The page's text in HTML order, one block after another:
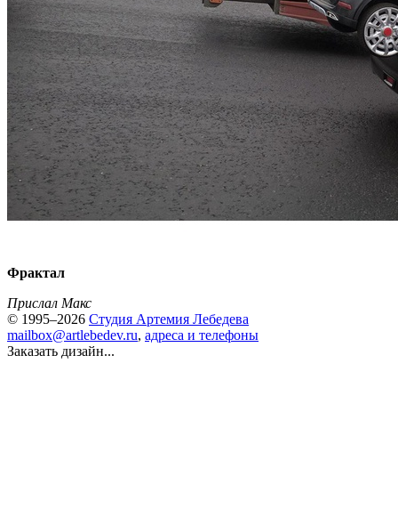
Фрактал
Прислал Макс
© 1995–2026 Студия Артемия Лебедева
mailbox@artlebedev.ru, адреса и телефоны
Заказать дизайн...